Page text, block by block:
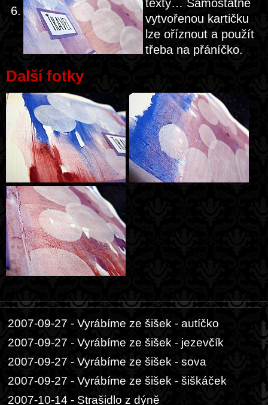
6.
texty… Samostatně
vytvořenou kartičku
lze oříznout a použít
třeba na přáníčko.
Další fotky
2007-09-27 - Vyrábíme ze šišek - autíčko
2007-09-27 - Vyrábíme ze šišek - jezevčík
2007-09-27 - Vyrábíme ze šišek - sova
2007-09-27 - Vyrábíme ze šišek - šiškáček
2007-10-14 - Strašidlo z dýně